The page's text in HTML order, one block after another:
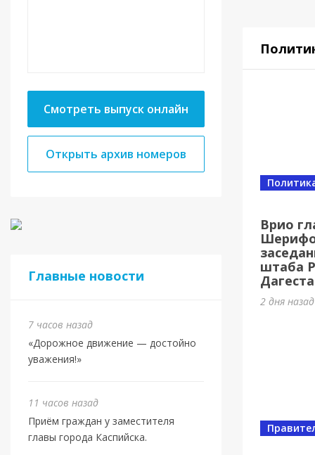
Смотреть выпуск онлайн
Открыть архив номеров
Главные новости
7 часов назад
«Дорожное движение — достойно
уважения!»
11 часов назад
Приём граждан у заместителя
главы города Каспийска.
Власть
МБУ
3 дня
Врио
штаба
2 дня